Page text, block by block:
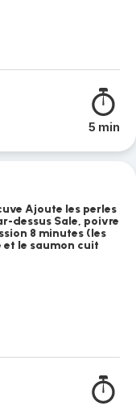
5 min
Ajoute les perles
dessus Sale, poivre
8 minutes (les
et le saumon cuit